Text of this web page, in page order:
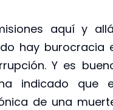
aquí y
hay burocracia
Y es
indicado que
de una